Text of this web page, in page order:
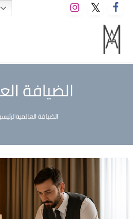
التخطي
إلى
المحتوى
M A hotels | إم ايه هوتيلز
الموقع الأول للعاملين في الفنادق
الضيافة
الضيافة العالمية